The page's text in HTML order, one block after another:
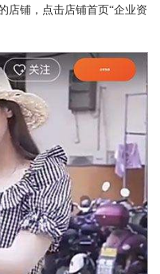
店铺，点击店铺首页“企业资